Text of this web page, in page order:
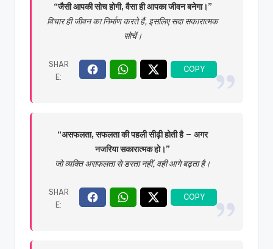
“जैसी आपकी सोच होगी, वैसा ही आपका जीवन बनेगा।”
विचार ही जीवन का निर्माण करते हैं, इसलिए सदा सकारात्मक
सोचें।
“असफलता, सफलता की पहली सीढ़ी होती है – अगर
नजरिया सकारात्मक हो।”
जो व्यक्ति असफलता से डरता नहीं, वही आगे बढ़ता है।